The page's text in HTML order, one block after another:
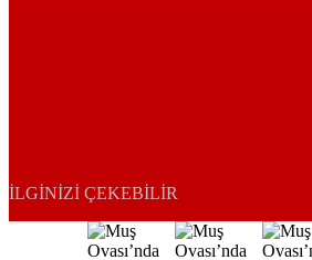
İLGINIZI ÇEKEBILIR